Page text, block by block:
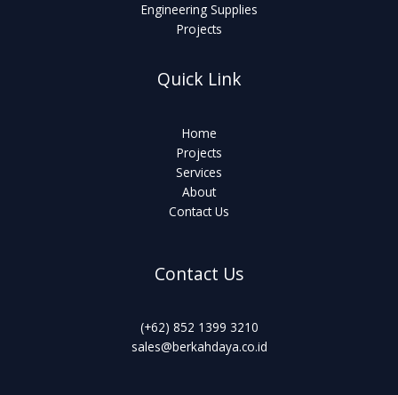
Engineering Supplies
Projects
Quick Link
Home
Projects
Services
About
Contact Us
Contact Us
(+62) 852 1399 3210
sales@berkahdaya.co.id